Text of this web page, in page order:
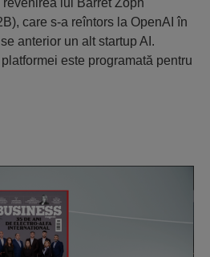
revenirea lui Barret Zoph
care s-a reîntors la OpenAI în
anterior un alt startup AI.
este programată pentru